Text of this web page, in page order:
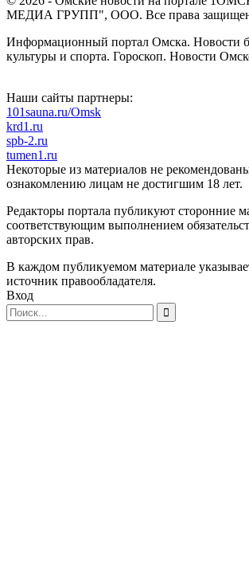
МЕДИА ГРУПП", ООО. Все права
Информационный портал Омска. Новости
культуры и спорта. Гороскоп. Новости
Наши сайты партнеры:
101sauna.ru/Omsk
krd1.ru
spb-2.ru
tumen1.ru
Некоторые из материалов не
ознакомлению лицам не достигшим 18 лет.
Редакторы портала публикуют сторонние
соответствующим выполнением
авторских прав.
В каждом публикуемом материале
источник правообладателя.
Вход